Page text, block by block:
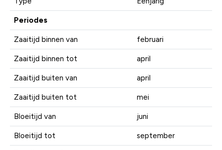
Periodes
Zaaitijd binnen van februari
Zaaitijd binnen tot april
Zaaitijd buiten van april
Zaaitijd buiten tot mei
Bloeitijd van juni
Bloeitijd tot september